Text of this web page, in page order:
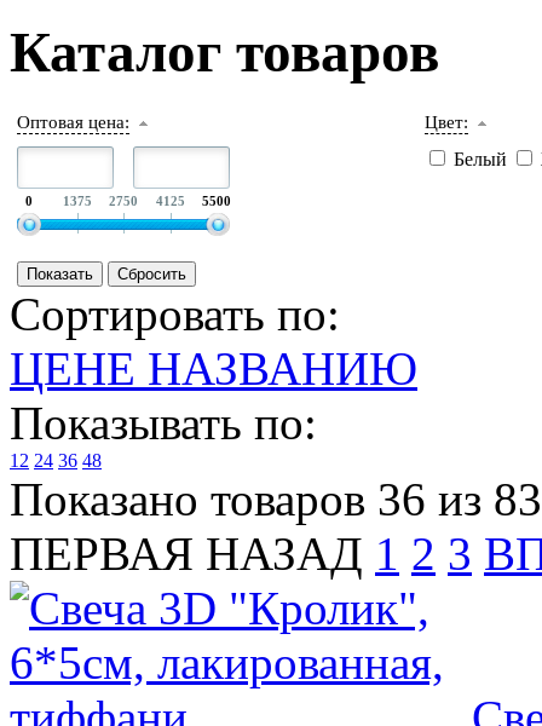
Каталог товаров
Оптовая цена:
0 1375 2750 4125 5500
Цвет:
Белый
Сортировать по:
ЦЕНЕ НАЗВАНИЮ
Показывать по:
12 24 36 48
Показано товаров 36 из 83
ПЕРВАЯ НАЗАД 1 2 3